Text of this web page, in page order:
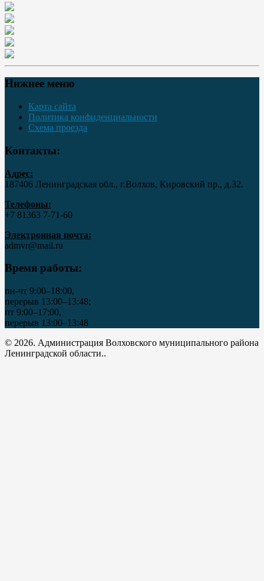
Нижнее меню
Карта сайта
Политика конфиденциальности
Схема проезда
Контакты:
Адрес:
187406 Ленинградская обл., г.Волхов, Кировский пр., д.32.
Телефоны:
+7 81363 7‑71-60
Электронная почта:
admvr@mail.ru
Время работы:
пн-чт 9:00–18:00,
перерыв 13:00–13:48;
пт 9:00–17:00,
перерыв 13:00–13:48
© 2026. Администрация Волховского муниципального района
Ленинградской области..